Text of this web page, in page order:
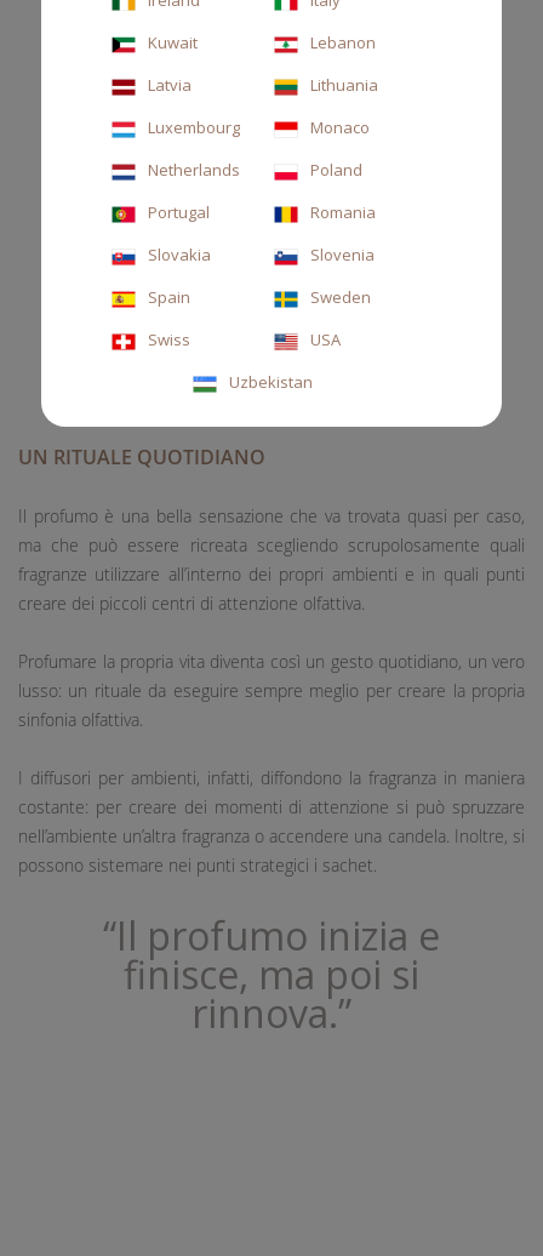
UN RITUALE QUOTIDIANO
Il profumo è una bella sensazione che va trovata quasi per caso,
ma che può essere ricreata scegliendo scrupolosamente quali
fragranze utilizzare all’interno dei propri ambienti e in quali punti
creare dei piccoli centri di attenzione olfattiva.
Profumare la propria vita diventa così un gesto quotidiano, un vero
lusso: un rituale da eseguire sempre meglio per creare la propria
sinfonia olfattiva.
I diffusori per ambienti, infatti, diffondono la fragranza in maniera
costante: per creare dei momenti di attenzione si può spruzzare
nell’ambiente un’altra fragranza o accendere una candela. Inoltre, si
possono sistemare nei punti strategici i sachet.
“Il profumo inizia e
finisce, ma poi si
rinnova.”
Kuwait
Lebanon
Latvia
Lithuania
Luxembourg
Monaco
Netherlands
Poland
Portugal
Romania
Slovakia
Slovenia
Spain
Sweden
Swiss
USA
Uzbekistan